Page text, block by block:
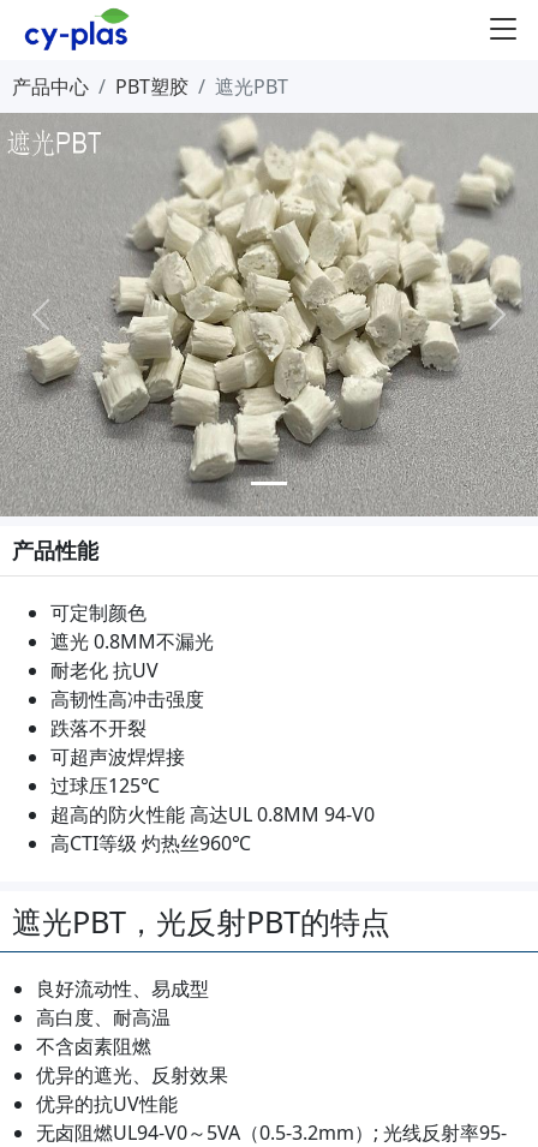
产品中心 PBT塑胶 遮光PBT
Previous Next
产品性能
可定制颜色
遮光 0.8MM不漏光
耐老化 抗UV
高韧性高冲击强度
跌落不开裂
可超声波焊焊接
过球压125℃
超高的防火性能 高达UL 0.8MM 94-V0
高CTI等级 灼热丝960℃
遮光PBT，光反射PBT的特点
良好流动性、易成型
高白度、耐高温
不含卤素阻燃
优异的遮光、反射效果
优异的抗UV性能
无卤阻燃UL94-V0～5VA（0.5-3.2mm）; 光线反射率95-